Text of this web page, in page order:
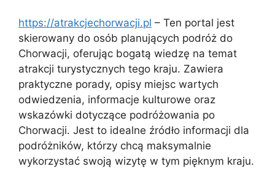
https://atrakcjechorwacji.pl – Ten portal jest
skierowany do osób planujących podróż do
Chorwacji, oferując bogatą wiedzę na temat
atrakcji turystycznych tego kraju. Zawiera
praktyczne porady, opisy miejsc wartych
odwiedzenia, informacje kulturowe oraz
wskazówki dotyczące podróżowania po
Chorwacji. Jest to idealne źródło informacji dla
podróżników, którzy chcą maksymalnie
wykorzystać swoją wizytę w tym pięknym kraju.